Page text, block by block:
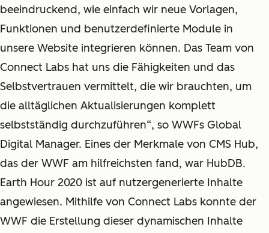
beeindruckend, wie einfach wir neue Vorlagen,
Funktionen und benutzerdefinierte Module in
unsere Website integrieren können. Das Team von
Connect Labs hat uns die Fähigkeiten und das
Selbstvertrauen vermittelt, die wir brauchten, um
die alltäglichen Aktualisierungen komplett
selbstständig durchzuführen“, so WWFs Global
Digital Manager. Eines der Merkmale von CMS Hub,
das der WWF am hilfreichsten fand, war HubDB.
Earth Hour 2020 ist auf nutzergenerierte Inhalte
angewiesen. Mithilfe von Connect Labs konnte der
WWF die Erstellung dieser dynamischen Inhalte